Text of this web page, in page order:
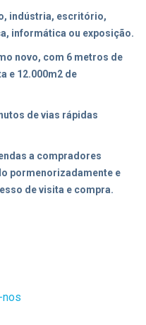
indústria, escritório,
informática ou exposição.
novo, com 6 metros de
e 12.000m2 de
de vias rápidas
a compradores
pormenorizadamente e
de visita e compra.
nos